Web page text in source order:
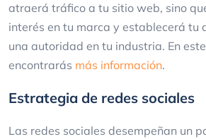
atraerá tráfico a tu sitio web, sino
interés en tu marca y establecerá tu
una autoridad en tu industria. En
encontrarás más información.
Estrategia de redes sociales
Las redes sociales desempeñan un